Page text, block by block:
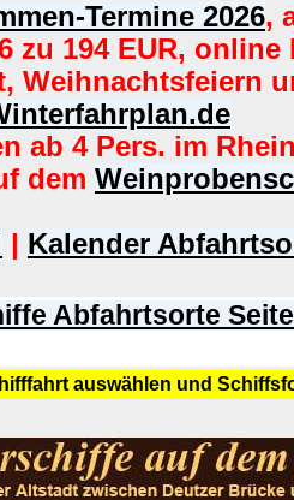
Termine 2026,
zu 194 EUR, online
Weihnachtsfeiern
ab 4 Pers. im
dem
| Kalender
Abfahrtsorte
auswählen und